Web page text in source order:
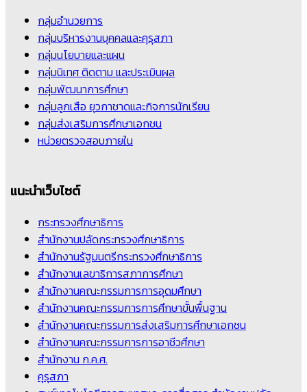
กลุ่มอำนวยการ
กลุ่มบริหารงานบุคคลและคุรุสภา
กลุ่มนโยบายและแผน
กลุ่มนิเทศ ติดตาม และประเมินผล
กลุ่มพัฒนาการศึกษา
กลุ่มลูกเสือ ยุวกาชาดและกิจการนักเรียน
กลุ่มส่งเสริมการศึกษาเอกชน
หน่วยตรวจสอบภายใน
แนะนำเว็บไซต์
กระทรวงศึกษาธิการ
สำนักงานปลัดกระทรวงศึกษาธิการ
สำนักงานรัฐมนตรีกระทรวงศึกษาธิการ
สำนักงานเลขาธิการสภาการศึกษา
สำนักงานคณะกรรมการการอุดมศึกษา
สำนักงานคณะกรรมการการศึกษาขั้นพื้นฐาน
สำนักงานคณะกรรมการส่งเสริมการศึกษาเอกชน
สำนักงานคณะกรรมการการอาชีวศึกษา
สำนักงาน ก.ค.ศ.
คุรุสภา